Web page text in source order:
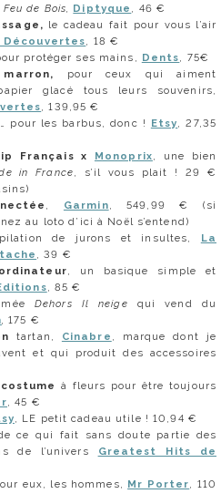
Feu de Bois, Diptyque , 46 €
le cadeau fait pour vous l’air
, 18 €
protéger ses mains, Dents, 75€
pour ceux qui aiment
glacé tous leurs souvenirs,
, 139,95 €
… pour les barbus, donc ! Etsy, 27,35
Français x Monoprix, une bien
in France, s’il vous plait ! 29 €
, Garmin, 549,99 € (si
au loto d’ici à Noël s’entend)
de jurons et insultes, La
, 39 €
, un basique simple et
, 85 €
Dehors Il neige qui vend du
,175 €
tartan, Cinabre , marque dont je
et qui produit des accessoires
à fleurs pour être toujours
, 45 €
, LE petit cadeau utile ! 10,94 €
ce qui fait sans doute partie des
de l’univers
Greatest Hits de
eux, les hommes, Mr Porter, 110